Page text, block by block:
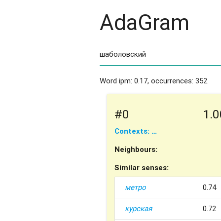
AdaGram
Word ipm: 0.17, occurrences: 352.
#0
Contexts: …
Neighbours:
Similar senses:
метро 0.74
курская 0.72